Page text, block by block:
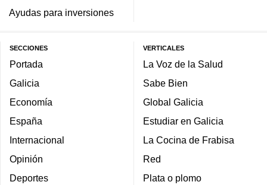
Ayudas para inversiones
SECCIONES
Portada
Galicia
Economía
España
Internacional
Opinión
Deportes
VERTICALES
La Voz de la Salud
Sabe Bien
Global Galicia
Estudiar en Galicia
La Cocina de Frabisa
Red
Plata o plomo